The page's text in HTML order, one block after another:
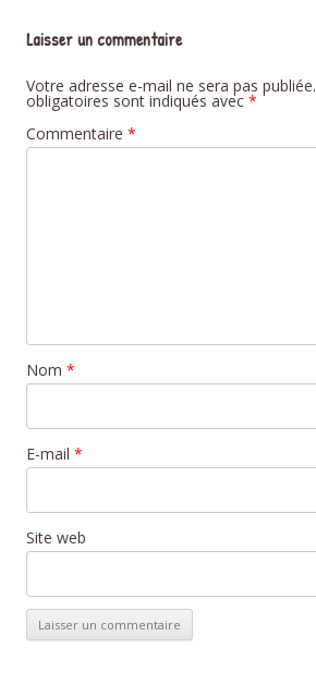
Laisser un commentaire
Votre adresse e-mail ne sera pas publiée.
obligatoires sont indiqués avec *
Commentaire *
Nom *
E-mail *
Site web